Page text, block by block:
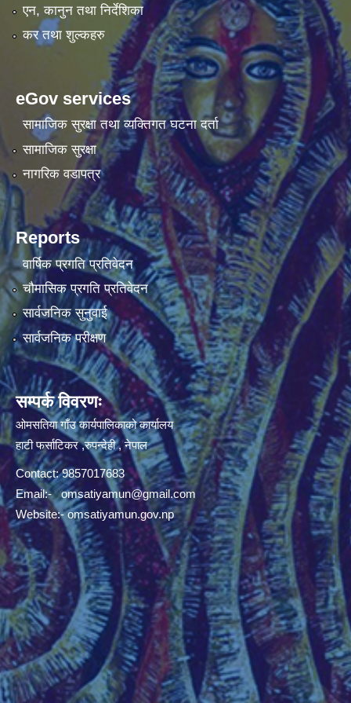
एन, कानुन तथा निर्देशिका
कर तथा शुल्कहरु
eGov services
सामाजिक सुरक्षा तथा व्यक्तिगत घटना दर्ता
सामाजिक सुरक्षा
नागरिक वडापत्र
Reports
वार्षिक प्रगति प्रतिवेदन
चौमासिक प्रगति प्रतिवेदन
सार्वजनिक सुनुवाई
सार्वजनिक परीक्षण
सम्पर्क विवरणः
ओमसतिया गाँउ कार्यपालिकाको कार्यालय
हाटी फर्साटिकर ,रुपन्देही , नेपाल
Contact: 9857017683
Email:-omsatiyamun@gmail.com
Website:- omsatiyamun.gov.np